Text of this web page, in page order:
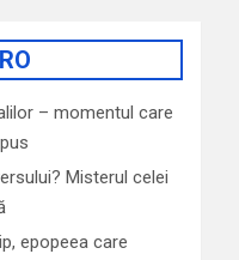
– momentul care
Misterul celei
epopeea care